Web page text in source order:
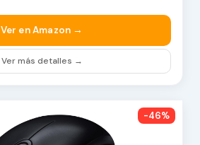
Ver en Amazon →
Ver más detalles →
-46%